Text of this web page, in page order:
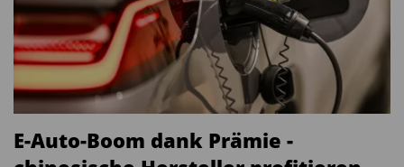
E-Auto-Boom dank Prämie -